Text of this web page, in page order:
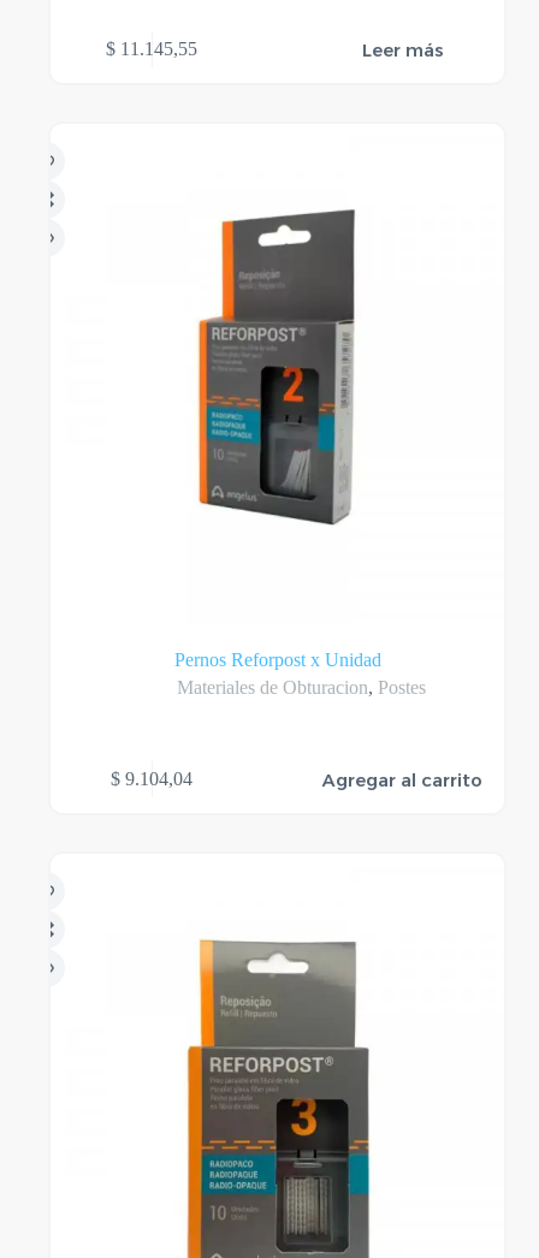
$ 11.145,55 Leer más
Pernos Reforpost x Unidad
Materiales de Obturacion, Postes
$ 9.104,04 Agregar al carrito